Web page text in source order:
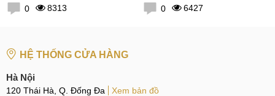
0
8313
0
6427
HỆ THỐNG CỬA HÀNG
Hà Nội
120 Thái Hà, Q. Đống Đa
Xem bản đồ